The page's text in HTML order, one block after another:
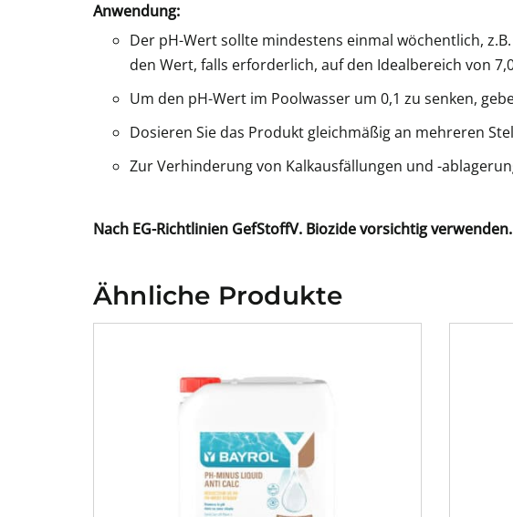
Anwendung:
Der pH-Wert sollte mindestens einmal wöchentlich,
den Wert, falls erforderlich, auf den Idealbereich von
Um den pH-Wert im Poolwasser um 0,1 zu senken,
Dosieren Sie das Produkt gleichmäßig an mehreren
Zur Verhinderung von Kalkausfällungen und -
Nach EG-Richtlinien GefStoffV. Biozide vorsichtig
Ähnliche Produkte